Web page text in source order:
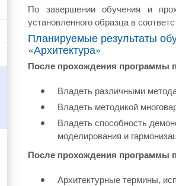
По завершении обучения и
установленного образца в
Планируемые результаты
«Архитектура»
После прохождения программы
Владеть различными
Владеть методикой
Владеть способность
моделирования и
После прохождения программы
Архитектурные термины,